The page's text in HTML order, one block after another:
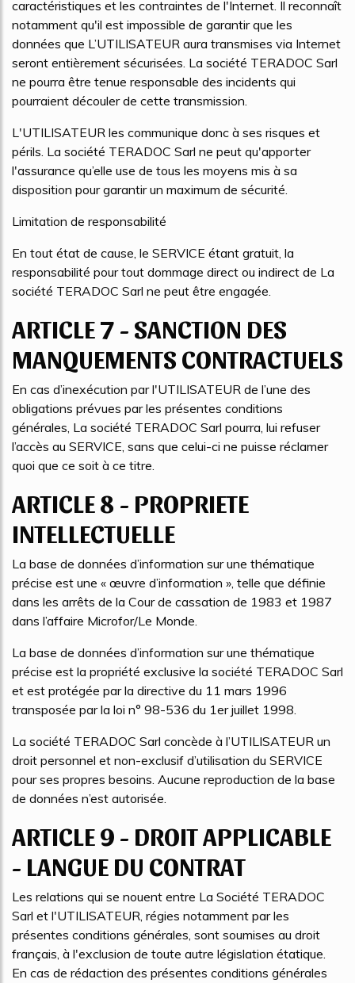
caractéristiques et les contraintes de l'Internet. Il reconnaît
notamment qu'il est impossible de garantir que les
données que L’UTILISATEUR aura transmises via Internet
seront entièrement sécurisées. La société TERADOC Sarl
ne pourra être tenue responsable des incidents qui
pourraient découler de cette transmission.
L'UTILISATEUR les communique donc à ses risques et
périls. La société TERADOC Sarl ne peut qu'apporter
l'assurance qu’elle use de tous les moyens mis à sa
disposition pour garantir un maximum de sécurité.
Limitation de responsabilité
En tout état de cause, le SERVICE étant gratuit, la
responsabilité pour tout dommage direct ou indirect de La
société TERADOC Sarl ne peut être engagée.
ARTICLE 7 - SANCTION DES
MANQUEMENTS CONTRACTUELS
En cas d’inexécution par l'UTILISATEUR de l’une des
obligations prévues par les présentes conditions
générales, La société TERADOC Sarl pourra, lui refuser
l’accès au SERVICE, sans que celui-ci ne puisse réclamer
quoi que ce soit à ce titre.
ARTICLE 8 - PROPRIETE
INTELLECTUELLE
La base de données d’information sur une thématique
précise est une « œuvre d’information », telle que définie
dans les arrêts de la Cour de cassation de 1983 et 1987
dans l’affaire Microfor/Le Monde.
La base de données d’information sur une thématique
précise est la propriété exclusive la société TERADOC Sarl
et est protégée par la directive du 11 mars 1996
transposée par la loi n° 98-536 du 1er juillet 1998.
La société TERADOC Sarl concède à l’UTILISATEUR un
droit personnel et non-exclusif d’utilisation du SERVICE
pour ses propres besoins. Aucune reproduction de la base
de données n’est autorisée.
ARTICLE 9 - DROIT APPLICABLE
- LANGUE DU CONTRAT
Les relations qui se nouent entre La Société TERADOC
Sarl et l'UTILISATEUR, régies notamment par les
présentes conditions générales, sont soumises au droit
français, à l'exclusion de toute autre législation étatique.
En cas de rédaction des présentes conditions générales